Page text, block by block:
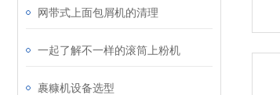
网带式上面包屑机的清理
一起了解不一样的滚筒上粉机
裹糠机设备选型